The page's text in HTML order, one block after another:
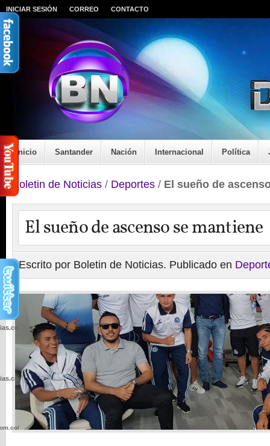
INICIAR SESIÓN CORREO CONTACTO
Inicio Santander Nación Internacional Política
Boletin de Noticias / Deportes / El sueño de
El sueño de ascenso se mantiene
Escrito por Boletin de Noticias. Publicado en
wp-
wp-
wp-